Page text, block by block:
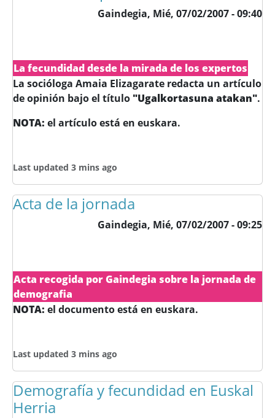
Gaindegia, Mié, 07/02/2007 - 09:40
La fecundidad desde la mirada de los expertos
La socióloga Amaia Elizagarate redacta un artículo
de opinión bajo el título "Ugalkortasuna atakan".
NOTA: el artículo está en euskara.
Last updated 3 mins ago
Acta de la jornada
Gaindegia, Mié, 07/02/2007 - 09:25
Acta recogida por Gaindegia sobre la jornada de
demografia
NOTA: el documento está en euskara.
Last updated 3 mins ago
Demografía y fecundidad en Euskal
Herria